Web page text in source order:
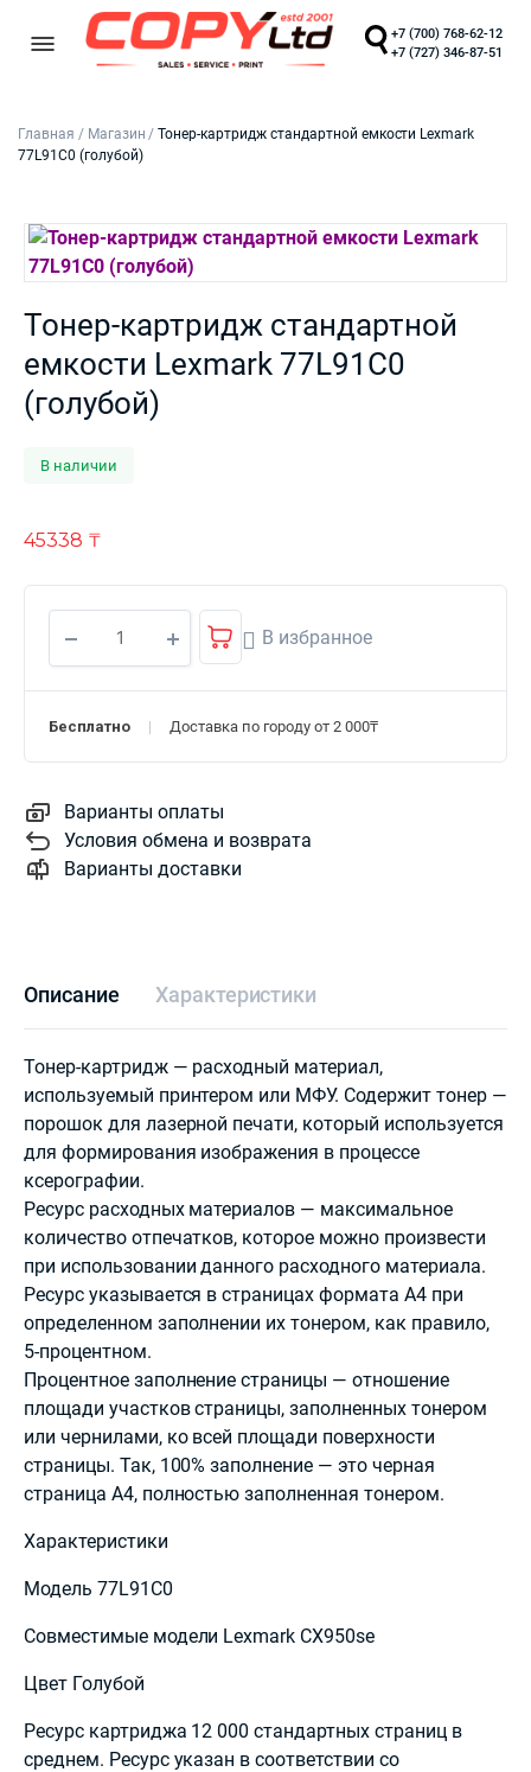
+7 (700) 768-62-12
+7 (727) 346-87-51
Главная / Магазин /Тонер-картридж стандартной емкости Lexmark
77L91C0 (голубой)
Тонер-картридж стандартной
емкости Lexmark 77L91C0
(голубой)
В наличии
45338 ₸
В избранное
Бесплатно Доставка по городу от 2 000₸
Варианты оплаты
Условия обмена и возврата
Варианты доставки
Описание Характеристики
Тонер-картридж — расходный материал,
используемый принтером или МФУ. Содержит тонер —
порошок для лазерной печати, который используется
для формирования изображения в процессе
ксерографии.
Ресурс расходных материалов — максимальное
количество отпечатков, которое можно произвести
при использовании данного расходного материала.
Ресурс указывается в страницах формата А4 при
определенном заполнении их тонером, как правило,
5-процентном.
Процентное заполнение страницы — отношение
площади участков страницы, заполненных тонером
или чернилами, ко всей площади поверхности
страницы. Так, 100% заполнение — это черная
страница А4, полностью заполненная тонером.
Характеристики
Модель 77L91C0
Совместимые модели Lexmark CX950se
Цвет Голубой
Ресурс картриджа 12 000 стандартных страниц в
среднем. Ресурс указан в соответствии со